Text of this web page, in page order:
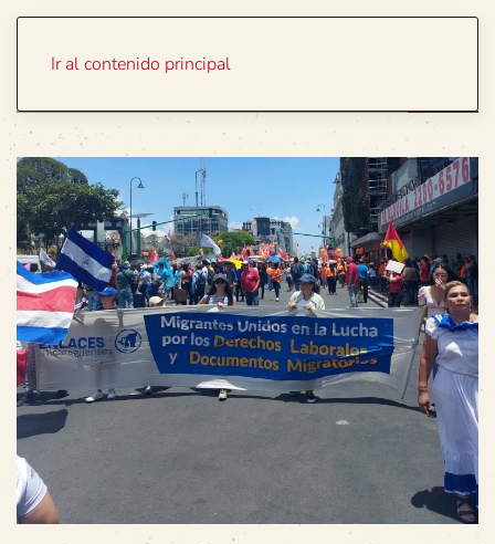
Ir al contenido principal